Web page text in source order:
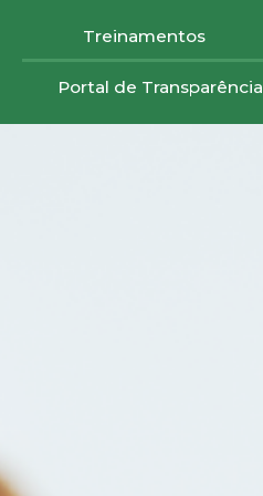
Treinamentos
Portal de Transparência